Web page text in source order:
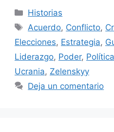
Categorías
Historias
Etiquetas
Acuerdo, Conflicto,
Elecciones, Estrategia,
Liderazgo, Poder, Política
Ucrania, Zelenskyy
Deja un comentario